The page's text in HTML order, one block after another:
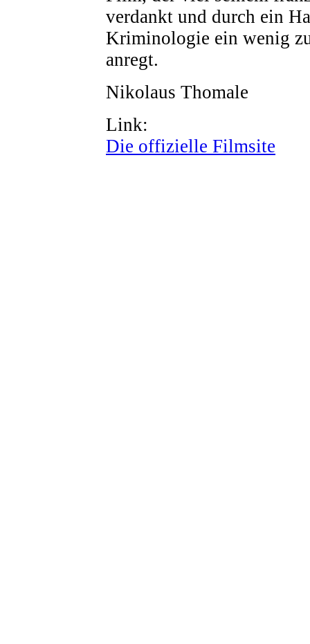
verdankt und durch ein
Kriminologie ein wenig
anregt.
Nikolaus Thomale
Link:
Die offizielle Filmsite